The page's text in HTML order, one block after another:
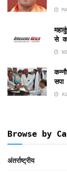
से
सपा
Browse by
अंतर्राष्ट्रीय